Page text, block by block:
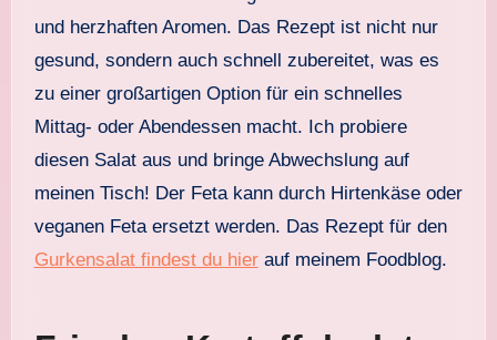
und herzhaften Aromen. Das Rezept ist nicht nur
gesund, sondern auch schnell zubereitet, was es
zu einer großartigen Option für ein schnelles
Mittag- oder Abendessen macht. Ich probiere
diesen Salat aus und bringe Abwechslung auf
meinen Tisch! Der Feta kann durch Hirtenkäse oder
veganen Feta ersetzt werden. Das Rezept für den
Gurkensalat findest du hierauf meinem Foodblog.